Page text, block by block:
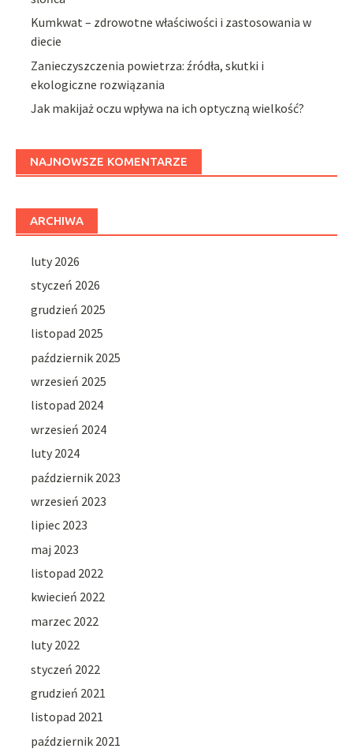
Kumkwat – zdrowotne właściwości i zastosowania w
diecie
Zanieczyszczenia powietrza: źródła, skutki i
ekologiczne rozwiązania
Jak makijaż oczu wpływa na ich optyczną wielkość?
NAJNOWSZE KOMENTARZE
ARCHIWA
luty 2026
styczeń 2026
grudzień 2025
listopad 2025
październik 2025
wrzesień 2025
listopad 2024
wrzesień 2024
luty 2024
październik 2023
wrzesień 2023
lipiec 2023
maj 2023
listopad 2022
kwiecień 2022
marzec 2022
luty 2022
styczeń 2022
grudzień 2021
listopad 2021
październik 2021